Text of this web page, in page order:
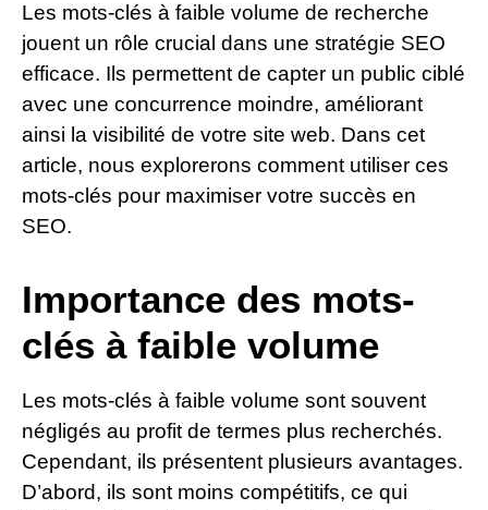
Les mots-clés à faible volume de recherche
jouent un rôle crucial dans une stratégie SEO
efficace. Ils permettent de capter un public ciblé
avec une concurrence moindre, améliorant
ainsi la visibilité de votre site web. Dans cet
article, nous explorerons comment utiliser ces
mots-clés pour maximiser votre succès en
SEO.
Importance des mots-
clés à faible volume
Les mots-clés à faible volume sont souvent
négligés au profit de termes plus recherchés.
Cependant, ils présentent plusieurs avantages.
D’abord, ils sont moins compétitifs, ce qui